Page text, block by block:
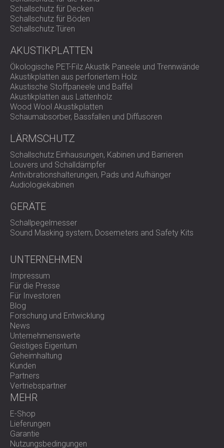
SCHALLSCHUTZ UND AKUSTIK FÜR
HALLEN
SCHALLDÄMMUNG UND
AKUSTIKLÖSUNGEN FÜR
SCHALLSCHUTZ UND AKUSTIK FÜR
BILDUNGSEINRICHTUNGEN
SCHALLSCHUTZ UND AKUSTIK FÜR
GESUNDHEITSEINRICHTUNGE
SCHALLSCHUTZ UND
AKUSTIKLÖSUNGEN FÜR DEN
AUDIOLOGIEBEREICH
SCHALLDÄMMUNG UND
AKUSTIKLÖSUNGEN FÜR
RECHENZENTREN
POLAND (PL)
FINLAND (FI)
РОССИЯ (RU)
USA (US)
Schallschutz für Decken
Schallschutz für Böden
Schallschutz Türen
AKUSTIKPLATTEN
Ökologische PET-Filz Akustik Paneele und Trennwände
Akustikplatten aus perforiertem Holz
Akustische Stoffpaneele und Baffel
Akustikplatten aus Lattenholz
Wood Wool Akustikplatten
Schaumabsorber, Bassfallen und Diffusoren
LÄRMSCHUTZ
Schallschutz Einhausungen, Kabinen und Barrieren
Louvers und Schalldämpfer
Antivibrationshalterungen, Pads und Aufhänger
Audiologiekabinen
GERÄTE
Schallpegelmesser
Sound Masking system, Dosemeters and Safety Kits
UNTERNEHMEN
Impressum
Für die Presse
Für Investoren
Blog
Forschung und Entwicklung
News
Unternehmenswerte
Geistiges Eigentum
Geheimhaltung
Kunden
Partners
Vertriebspartner
MEHR
E-Shop
Lieferungen
Garantie
Nutzungsbedingungen